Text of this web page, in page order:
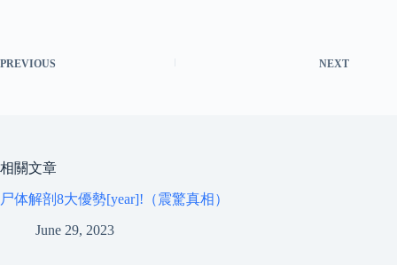
PREVIOUS NEXT
相關文章
尸体解剖8大優勢[year]!（震驚真相）
June 29, 2023